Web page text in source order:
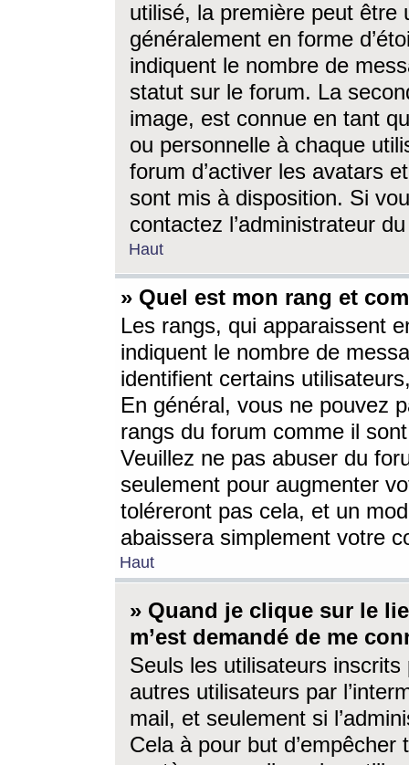
utilisé, la première peut être
généralement en forme
indiquent le nombre de
statut sur le forum. La
image, est connue en tant
ou personnelle à chaque
forum d’activer les avatars
sont mis à disposition. Si
contactez l’administrateur
Haut
» Quel est mon rang et
Les rangs, qui apparaissent
indiquent le nombre de
identifient certains
En général, vous ne pouvez
rangs du forum comme il
Veuillez ne pas abuser du
seulement pour augmenter
toléreront pas cela, et un
abaissera simplement votre
Haut
» Quand je clique sur le
m’est demandé de me
Seuls les utilisateurs
autres utilisateurs par
mail, et seulement si
Cela à pour but